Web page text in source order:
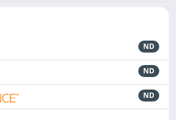
ND
ND
ND